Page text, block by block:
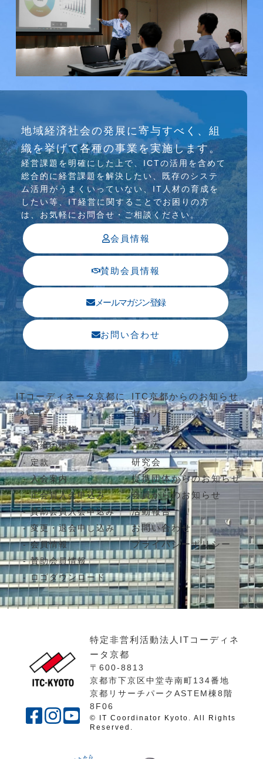
介護ソリューション研究会、WEB/SNS研究会を
行っています
地域経済社会の発展に寄与すべく、組
織を挙げて各種の事業を実施します。
経営課題を明確にした上で、ICTの活⽤を含めて
総合的に経営課題を解決したい、既存のシステ
ム活⽤がうまくいっていない、IT⼈材の育成を
したい等、IT経営に関することでお困りの⽅
は、お気軽にお問合せ・ご相談ください。
会員情報
賛助会員情報
メールマガジン登録
お問い合わせ
ITコーディネータ京都に
ついて
理事長挨拶
組織の概要
定款
入会案内
正会員入会申込み
賛助会員入会申込み
変更・退会申し込み
会員情報
賛助会員情報
ロゴダウンロード
ITC京都からのお知らせ
セミナー
ケース研修
コラム
研究会
提携団体からのお知らせ
会員からのお知らせ
活動報告
お問い合わせ
プライバシーポリシー
特定非営利活動法人ITコーディネ
ータ京都
〒600-8813
京都市下京区中堂寺南町134番地
京都リサーチパークASTEM棟8階
8F06
© IT Coordinator Kyoto. All Rights
Reserved.